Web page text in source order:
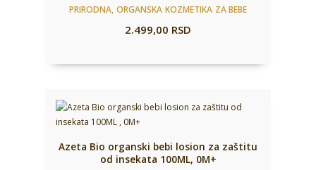
PRIRODNA, ORGANSKA KOZMETIKA ZA BEBE
2.499,00 RSD
Azeta Bio organski bebi losion za zaštitu
od insekata 100ML, 0M+